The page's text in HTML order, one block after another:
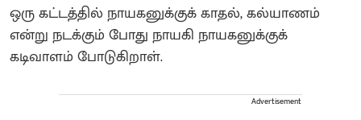
ஒரு கட்டத்தில் நாயகனுக்குக் காதல், கல்யாணம்
என்று நடக்கும் போது நாயகி நாயகனுக்குக்
கடிவாளம் போடுகிறாள்.
Advertisement